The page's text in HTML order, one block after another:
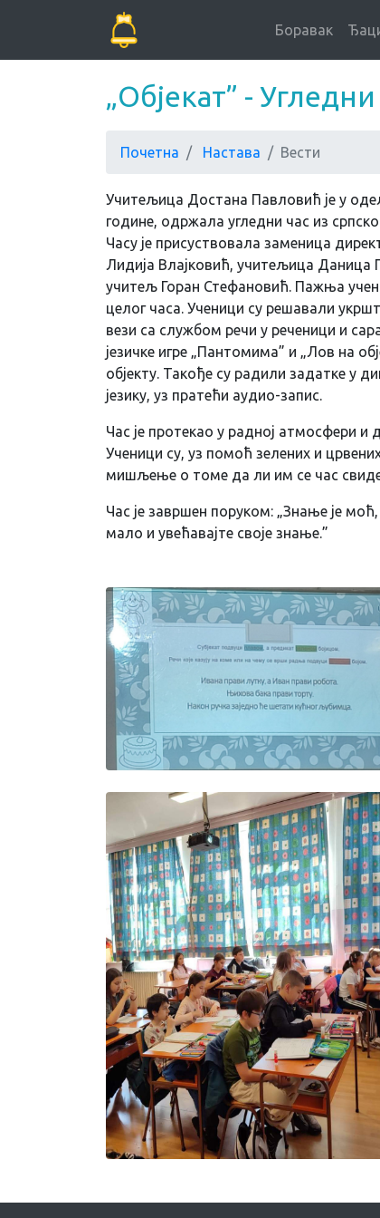
Боравак
„Објекат” -
Почетна Настава Вести
Учитељица Достана Павловић је у
године, одржала угледни час из
Часу је присуствовала заменица
Лидија Влајковић, учитељица Даница
учитељ Горан Стефановић. Пажња
целог часа. Ученици су решавали
вези са службом речи у реченици и
језичке игре „Пантомима” и „Лов на
објекту. Такође су радили задатке у
језику, уз пратећи аудио-запис.
Час је протекао у радној атмосфери и
Ученици су, уз помоћ зелених и
мишљење о томе да ли им се час
Час је завршен поруком: „Знање је
мало и увећавајте своје знање.”